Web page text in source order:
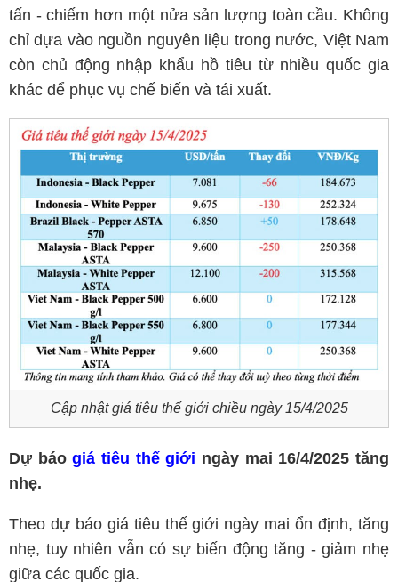
tấn - chiếm hơn một nửa sản lượng toàn cầu. Không
chỉ dựa vào nguồn nguyên liệu trong nước, Việt Nam
còn chủ động nhập khẩu hồ tiêu từ nhiều quốc gia
khác để phục vụ chế biến và tái xuất.
Cập nhật giá tiêu thế giới chiều ngày 15/4/2025
Dự báogiá tiêu thế giới ngày mai 16/4/2025 tăng
nhẹ.
Theo dự báo giá tiêu thế giới ngày mai ổn định, tăng
nhẹ, tuy nhiên vẫn có sự biến động tăng - giảm nhẹ
giữa các quốc gia.